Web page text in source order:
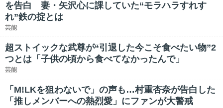
を告白 妻・矢沢心に課していた“モラハラすれす
れ”鉄の掟とは
芸能
超ストイックな武尊が“引退した今こそ食べたい物”2
つとは「子供の頃から食べてなかったんで」
芸能
「M!LKを狙わないで」の声も…村重杏奈が告白した
「推しメンバーへの熱烈愛」にファンが大警戒